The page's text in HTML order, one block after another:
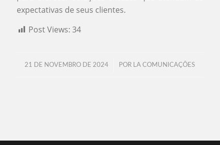
expectativas de seus clientes.
Post Views: 34
21 DE NOVEMBRO DE 2024
/ POR LA COMUNICAÇÕES